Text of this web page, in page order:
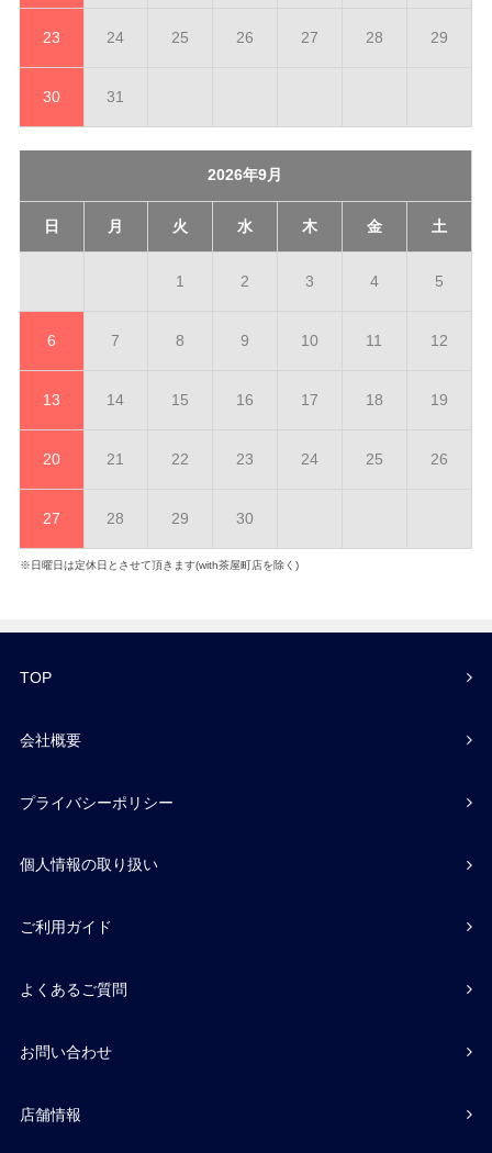
23 24 25 26 27 28 29
30 31
2026年9月
日 月 火 水 木 金 土
1 2 3 4 5
6 7 8 9 10 11 12
13 14 15 16 17 18 19
20 21 22 23 24 25 26
27 28 29 30
※日曜日は定休日とさせて頂きます(with茶屋町店を除く)
TOP
会社概要
プライバシーポリシー
個人情報の取り扱い
ご利用ガイド
よくあるご質問
お問い合わせ
店舗情報